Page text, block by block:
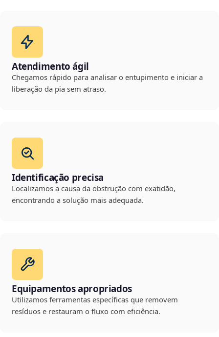
Atendimento ágil
Chegamos rápido para analisar o entupimento e iniciar a
liberação da pia sem atraso.
Identificação precisa
Localizamos a causa da obstrução com exatidão,
encontrando a solução mais adequada.
Equipamentos apropriados
Utilizamos ferramentas específicas que removem
resíduos e restauram o fluxo com eficiência.